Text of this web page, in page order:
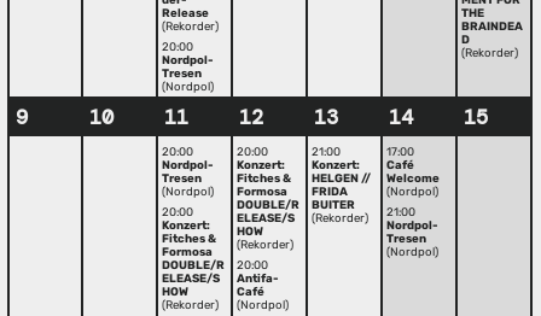
Release
(Rekorder)
20:00
Nordpol-
Tresen
(Nordpol)
THE
BRAINDEA
D
(Rekorder)
9 10 11
20:00
Nordpol-
Tresen
(Nordpol)
20:00
Konzert:
Fitches &
Formosa
DOUBLE/R
ELEASE/S
HOW
(Rekorder)
12
20:00
Konzert:
Fitches &
Formosa
DOUBLE/R
ELEASE/S
HOW
(Rekorder)
20:00
Antifa-
Café
(Nordpol)
13
21:00
Konzert:
HELGEN //
FRIDA
BUITER
(Rekorder)
14
17:00
Café
Welcome
(Nordpol)
21:00
Nordpol-
Tresen
(Nordpol)
15